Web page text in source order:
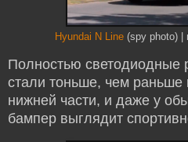
Hyundai N Line (spy photo) |
Полностью светодиодные
стали тоньше, чем раньше
нижней части, и даже у
бампер выглядит